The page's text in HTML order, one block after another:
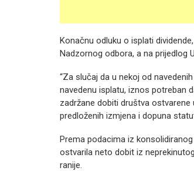
Konačnu odluku o isplati
Nadzornog odbora, a na prijedlog
“Za slučaj da u nekoj od
navedenu isplatu, iznos potreban
zadržane dobiti društva
predloženih izmjena i dopuna
Prema podacima iz
ostvarila neto dobit iz
ranije.